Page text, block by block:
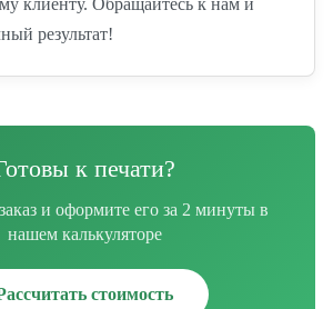
клиенту. Обращайтесь к нам и
результат!
к печати?
и оформите его за 2 минуты в
нашем калькуляторе
стоимость